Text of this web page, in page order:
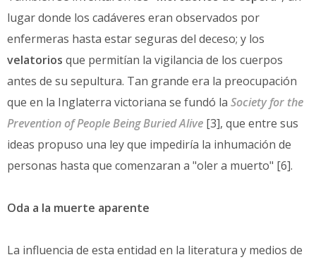
lugar donde los cadáveres eran observados por
enfermeras hasta estar seguras del deceso; y los
velatorios que permitían la vigilancia de los cuerpos
antes de su sepultura. Tan grande era la preocupación
que en la Inglaterra victoriana se fundó la Society for the
Prevention of People Being Buried Alive [3], que entre sus
ideas propuso una ley que impediría la inhumación de
personas hasta que comenzaran a "oler a muerto" [6].
Oda a la muerte aparente
La influencia de esta entidad en la literatura y medios de